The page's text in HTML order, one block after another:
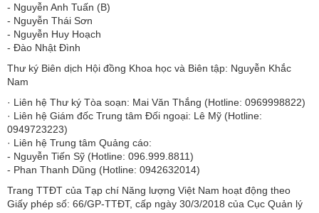
- Nguyễn Anh Tuấn (B)
- Nguyễn Thái Sơn
- Nguyễn Huy Hoạch
- Đào Nhật Đình
Thư ký Biên dịch Hội đồng Khoa học và Biên tập: Nguyễn Khắc
Nam
· Liên hệ Thư ký Tòa soạn: Mai Văn Thắng (Hotline: 0969998822)
· Liên hệ Giám đốc Trung tâm Đối ngoại: Lê Mỹ (Hotline:
0949723223)
· Liên hệ Trung tâm Quảng cáo:
- Nguyễn Tiến Sỹ (Hotline: 096.999.8811)
- Phan Thanh Dũng (Hotline: 0942632014)
Trang TTĐT của Tạp chí Năng lượng Việt Nam hoạt động theo
Giấy phép số: 66/GP-TTĐT, cấp ngày 30/3/2018 của Cục Quản lý